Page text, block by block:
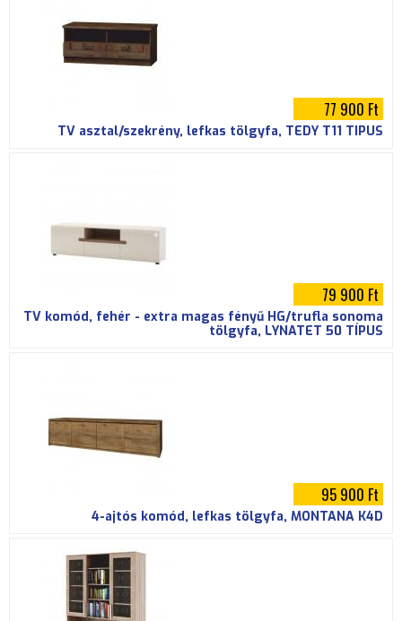
77 900 Ft
TV asztal/szekrény, lefkas tölgyfa, TEDY T11 TÍPUS
79 900 Ft
TV komód, fehér - extra magas fényű HG/trufla sonoma
tölgyfa, LYNATET 50 TÍPUS
95 900 Ft
4-ajtós komód, lefkas tölgyfa, MONTANA K4D